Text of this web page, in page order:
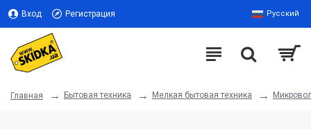
Вход Регистрация Русский
Главная Бытовая техника Мелкая бытовая техника